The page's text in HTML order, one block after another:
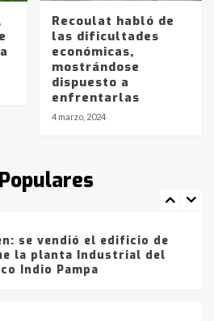
Recoulat habló de
las dificultades
económicas,
mostrándose
dispuesto a
enfrentarlas
4 marzo, 2024
Cereales de Bahía
que Agosto vendrá
y heladas, en gran parte
por
de drogas en la
sábado
se vendió el edificio de
la planta Industrial del
Indio Pampa